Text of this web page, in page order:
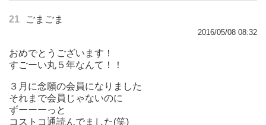
21 ごまごま
2016/05/08 08:32
おめでとうございます！
すごーい丸５年なんて！！
３月に念願の会員になりました
それまで会員じゃないのに
ずーーーっと
コストコ通読んでました(笑)